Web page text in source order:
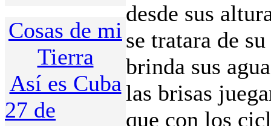
Cosas de mi
Tierra
Así es Cuba
27 de
desde sus
se tratara de
brinda sus
las brisas
que con los